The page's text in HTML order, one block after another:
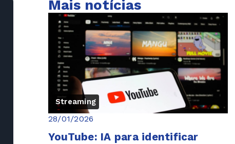
Mais notícias
Streaming
28/01/2026
YouTube: IA para identificar